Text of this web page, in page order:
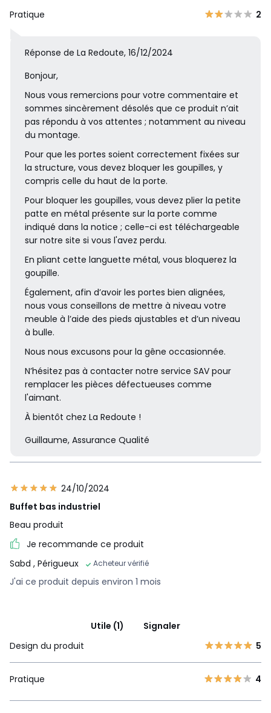
Pratique 2
Réponse de La Redoute, 16/12/2024
Bonjour,
Nous vous remercions pour votre commentaire et
sommes sincèrement désolés que ce produit n’ait
pas répondu à vos attentes ; notamment au niveau
du montage.
Pour que les portes soient correctement fixées sur
la structure, vous devez bloquer les goupilles, y
compris celle du haut de la porte.
Pour bloquer les goupilles, vous devez plier la petite
patte en métal présente sur la porte comme
indiqué dans la notice ; celle-ci est téléchargeable
sur notre site si vous l'avez perdu.
En pliant cette languette métal, vous bloquerez la
goupille.
Également, afin d’avoir les portes bien alignées,
nous vous conseillons de mettre à niveau votre
meuble à l’aide des pieds ajustables et d’un niveau
à bulle.
Nous nous excusons pour la gêne occasionnée.
N’hésitez pas à contacter notre service SAV pour
remplacer les pièces défectueuses comme
l'aimant.
À bientôt chez La Redoute !
Guillaume, Assurance Qualité
24/10/2024
Buffet bas industriel
Beau produit
Je recommande ce produit
Sabd , Périgueux Acheteur vérifié
J'ai ce produit depuis environ 1 mois
Utile (1)
Signaler
Design du produit
5
Pratique 4